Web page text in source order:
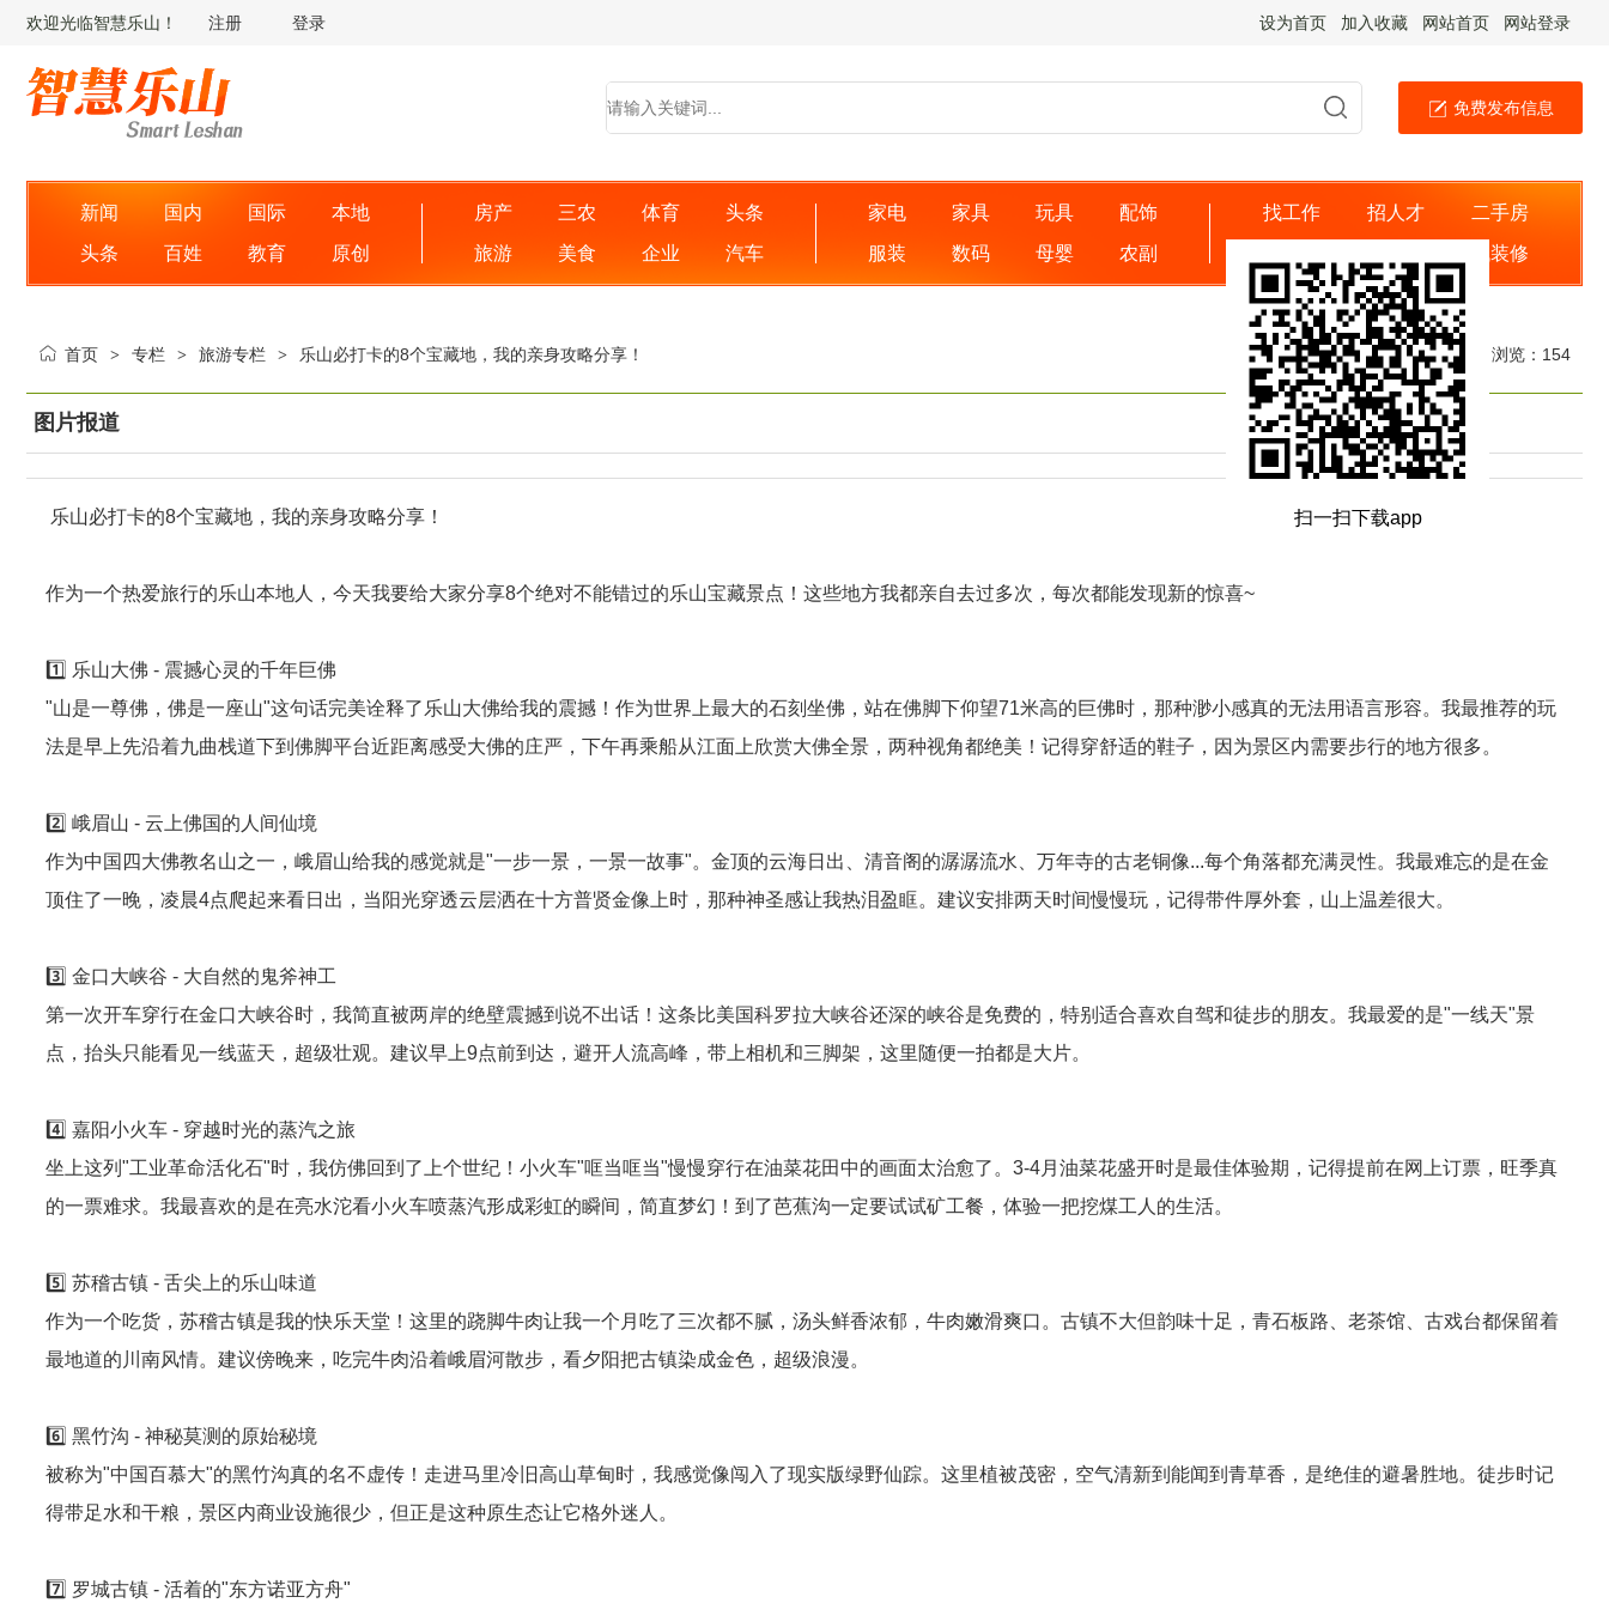
扫一扫下载app
欢迎光临智慧乐山！ 注册 登录 网站登录
网站首页
加入收藏
设为首页
免费发布信息
新闻 国内 国际
本地
头条
百姓 教育 原创
房产 三农 体育
头条
旅游
美食 企业 汽车
家电 家具 玩具
配饰
服装
数码 母婴 农副
找工作 招人才
二手房
找装修
日期：2025-08-27 浏览： 154
首页 > 专栏 > 旅游专栏 > 乐山必打卡的8个宝藏地，我的亲身攻略分享！
图片报道
乐山必打卡的8个宝藏地，我的亲身攻略分享！
作为一个热爱旅行的乐山本地人，今天我要给大家分享8个绝对不能错过的乐山宝藏景点！这些地方我都亲自去过多次，每次都能发现新的惊喜~
1️⃣ 乐山大佛 - 震撼心灵的千年巨佛
"山是一尊佛，佛是一座山"这句话完美诠释了乐山大佛给我的震撼！作为世界上最大的石刻坐佛，站在佛脚下仰望71米高的巨佛时，那种渺小感真的无法用语言形容。我最推荐的玩
法是早上先沿着九曲栈道下到佛脚平台近距离感受大佛的庄严，下午再乘船从江面上欣赏大佛全景，两种视角都绝美！记得穿舒适的鞋子，因为景区内需要步行的地方很多。
2️⃣ 峨眉山 - 云上佛国的人间仙境
作为中国四大佛教名山之一，峨眉山给我的感觉就是"一步一景，一景一故事"。金顶的云海日出、清音阁的潺潺流水、万年寺的古老铜像...每个角落都充满灵性。我最难忘的是在金
顶住了一晚，凌晨4点爬起来看日出，当阳光穿透云层洒在十方普贤金像上时，那种神圣感让我热泪盈眶。建议安排两天时间慢慢玩，记得带件厚外套，山上温差很大。
3️⃣ 金口大峡谷 - 大自然的鬼斧神工
第一次开车穿行在金口大峡谷时，我简直被两岸的绝壁震撼到说不出话！这条比美国科罗拉大峡谷还深的峡谷是免费的，特别适合喜欢自驾和徒步的朋友。我最爱的是"一线天"景
点，抬头只能看见一线蓝天，超级壮观。建议早上9点前到达，避开人流高峰，带上相机和三脚架，这里随便一拍都是大片。
4️⃣ 嘉阳小火车 - 穿越时光的蒸汽之旅
坐上这列"工业革命活化石"时，我仿佛回到了上个世纪！小火车"哐当哐当"慢慢穿行在油菜花田中的画面太治愈了。3-4月油菜花盛开时是最佳体验期，记得提前在网上订票，旺季真
的一票难求。我最喜欢的是在亮水沱看小火车喷蒸汽形成彩虹的瞬间，简直梦幻！到了芭蕉沟一定要试试矿工餐，体验一把挖煤工人的生活。
5️⃣ 苏稽古镇 - 舌尖上的乐山味道
作为一个吃货，苏稽古镇是我的快乐天堂！这里的跷脚牛肉让我一个月吃了三次都不腻，汤头鲜香浓郁，牛肉嫩滑爽口。古镇不大但韵味十足，青石板路、老茶馆、古戏台都保留着
最地道的川南风情。建议傍晚来，吃完牛肉沿着峨眉河散步，看夕阳把古镇染成金色，超级浪漫。
6️⃣ 黑竹沟 - 神秘莫测的原始秘境
被称为"中国百慕大"的黑竹沟真的名不虚传！走进马里冷旧高山草甸时，我感觉像闯入了现实版绿野仙踪。这里植被茂密，空气清新到能闻到青草香，是绝佳的避暑胜地。徒步时记
得带足水和干粮，景区内商业设施很少，但正是这种原生态让它格外迷人。
7️⃣ 罗城古镇 - 活着的"东方诺亚方舟"